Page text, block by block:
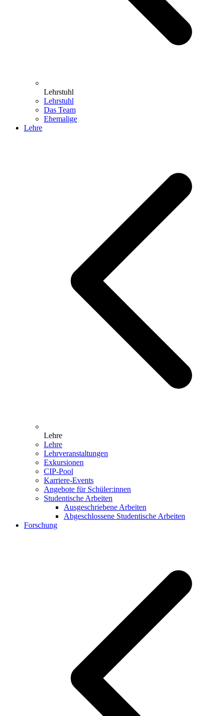
Lehrstuhl
Lehrstuhl
Das Team
Ehemalige
Lehre
Lehre
Lehre
Lehrveranstaltungen
Exkursionen
CIP-Pool
Karriere-Events
Angebote für Schüler:innen
Studentische Arbeiten
Ausgeschriebene Arbeiten
Abgeschlossene Studentische Arbeiten
Forschung